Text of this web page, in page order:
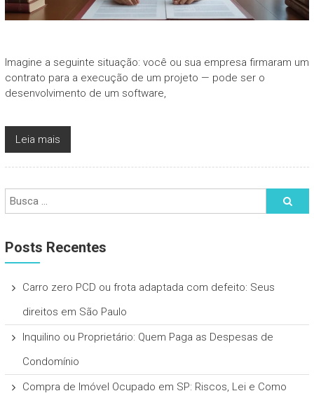
Imagine a seguinte situação: você ou sua empresa firmaram um
contrato para a execução de um projeto — pode ser o
desenvolvimento de um software,
Leia mais
Posts Recentes
Carro zero PCD ou frota adaptada com defeito: Seus
direitos em São Paulo
Inquilino ou Proprietário: Quem Paga as Despesas de
Condomínio
Compra de Imóvel Ocupado em SP: Riscos, Lei e Como